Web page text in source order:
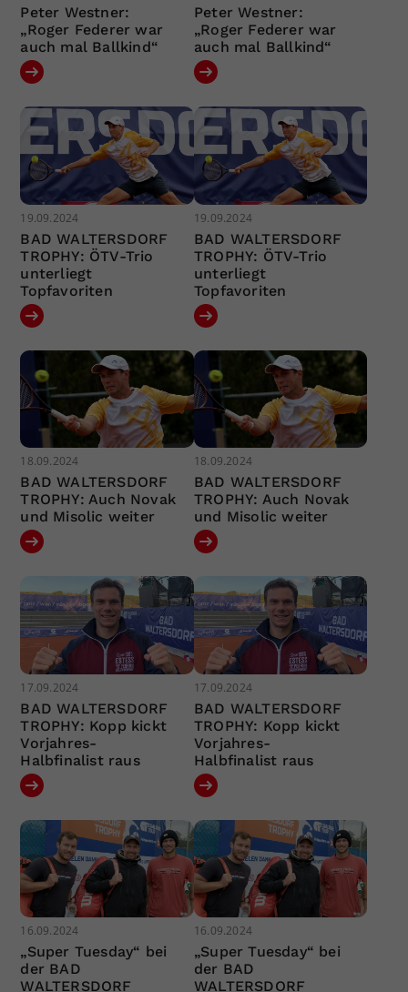
Peter Westner:
„Roger Federer war
auch mal Ballkind“
Peter Westner:
„Roger Federer war
auch mal Ballkind“
19.09.2024
BAD WALTERSDORF
TROPHY: ÖTV-Trio
unterliegt
Topfavoriten
19.09.2024
BAD WALTERSDORF
TROPHY: ÖTV-Trio
unterliegt
Topfavoriten
18.09.2024
BAD WALTERSDORF
TROPHY: Auch Novak
und Misolic weiter
18.09.2024
BAD WALTERSDORF
TROPHY: Auch Novak
und Misolic weiter
17.09.2024
BAD WALTERSDORF
TROPHY: Kopp kickt
Vorjahres-
Halbfinalist raus
17.09.2024
BAD WALTERSDORF
TROPHY: Kopp kickt
Vorjahres-
Halbfinalist raus
16.09.2024
„Super Tuesday“ bei
der BAD
WALTERSDORF
16.09.2024
„Super Tuesday“ bei
der BAD
WALTERSDORF